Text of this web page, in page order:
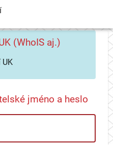
(WhoIS aj.)
jméno a heslo